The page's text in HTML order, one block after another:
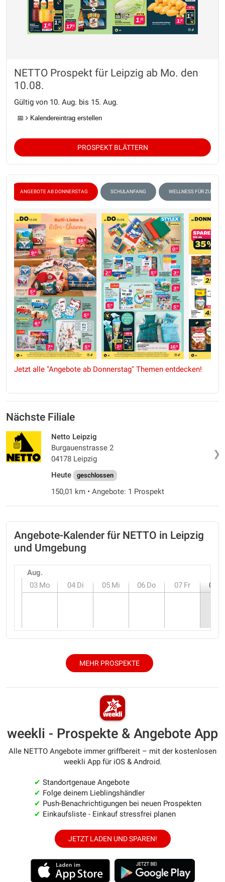
NETTO Prospekt für Leipzig ab Mo. den
10.08.
Gültig von 10. Aug. bis 15. Aug.
📅 Kalendereintrag erstellen
PROSPEKT BLÄTTERN
ANGEBOTE AB DONNERSTAG SCHULANFANG WELLNESS FÜR
Jetzt alle "Angebote ab Donnerstag" Themen entdecken!
Nächste Filiale
❯
Netto Leipzig
Burgauenstrasse 2
04178 Leipzig
Heute
geschlossen
150,01 km • Angebote: 1 Prospekt
Angebote-Kalender für NETTO in Leipzig
und Umgebung
Aug.
03 Mo 04 Di 05 Mi 06 Do 07 Fr 08
MEHR PROSPEKTE
weekli - Prospekte & Angebote App
Alle NETTO Angebote immer griffbereit – mit der kostenlosen
weekli App für iOS & Android.
✔ Standortgenaue Angebote
✔ Folge deinem Lieblingshändler
✔ Push-Benachrichtigungen bei neuen Prospekten
✔ Einkaufsliste - Einkauf stressfrei planen
JETZT LADEN UND SPAREN!